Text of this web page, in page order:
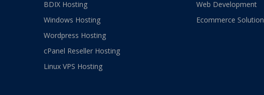
BDIX Hosting
Windows Hosting
Wordpress Hosting
cPanel Reseller Hosting
Linux VPS Hosting
Web Development
Ecommerce Solution